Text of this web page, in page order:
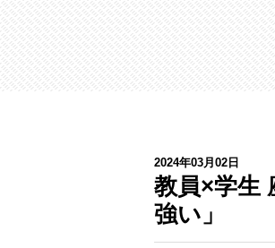
2024年03月02日
教員×学生
強い」